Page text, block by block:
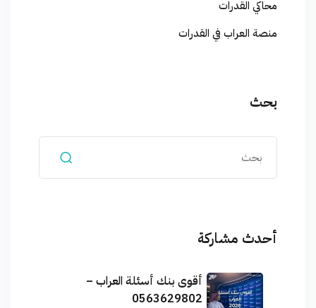
محاكي القدرات
منصة العراب في القدرات
بحث
أحدث مشاركة
أقوى بنك أسئلة العراب –
0563629802